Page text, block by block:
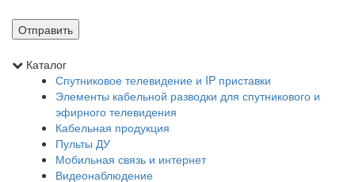
Каталог
Спутниковое телевидение и IP приставки
Элементы кабельной разводки для спутникового и
эфирного телевидения
Кабельная продукция
Пульты ДУ
Мобильная связь и интернет
Видеонаблюдение